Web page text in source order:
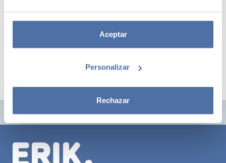
Aceptar
Personalizar
Rechazar
Álbum fotográfico con bolsillos para 100 fotografías de 10 x 15 cm.
Cada página contiene 1 bolsillo.